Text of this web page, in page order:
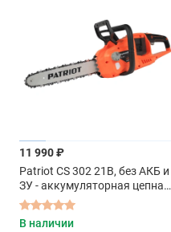
11 990 ₽
Patriot CS 302 21В, без АКБ и
ЗУ - аккумуляторная цепная
пила
В наличии